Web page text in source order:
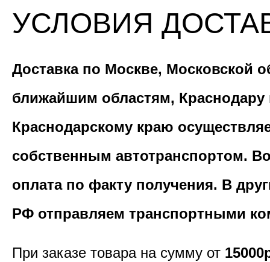
УСЛОВИЯ
Доставка по Москве, Московской
ближайшим областям, Краснодару
Краснодарскому краю
собственным автотранспортом.
оплата по факту получения. В
РФ отправляем транспортными
При заказе товара на сумму от